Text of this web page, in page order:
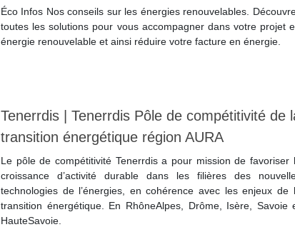
Éco Infos Nos conseils sur les énergies renouvelables.
toutes les solutions pour vous accompagner dans votre projet
énergie renouvelable et ainsi réduire votre facture en énergie.
Tenerrdis | Tenerrdis Pôle de compétiti­vité de
transition énergétique région AURA
Le pôle de compétitivité Tenerrdis a pour mission de favoriser
croissance d’activité durable dans les filières des
technologies de l’énergies, en cohérence avec les enjeux de
transition énergétique. En RhôneAlpes, Drôme, Isère, Savoie
HauteSavoie.